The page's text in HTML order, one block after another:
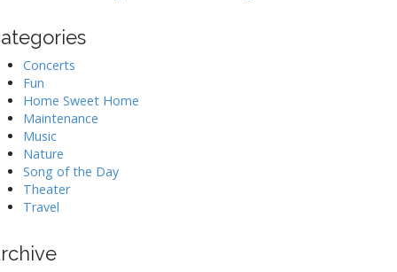
Concerts
Fun
Home Sweet Home
Maintenance
Music
Nature
Song of the Day
Theater
Travel